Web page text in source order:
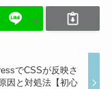
でCSSが反映さ
因と対処法【初心